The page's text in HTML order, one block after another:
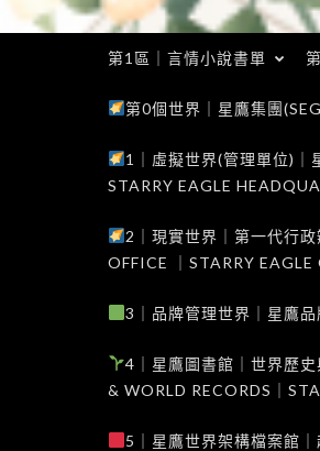
第1區｜言情小說書單
第0個世界｜星鷹集團
1｜虛擬世界(管理單位)｜
STARRY EAGLE
2｜現實世界｜第一代行
OFFICE ｜STARRY EAGLE
3｜品牌管理世界｜星鷹
4｜星鷹圖書館｜世界歷
& WORLD RECORDS｜
5｜星鷹世界架構檔案館